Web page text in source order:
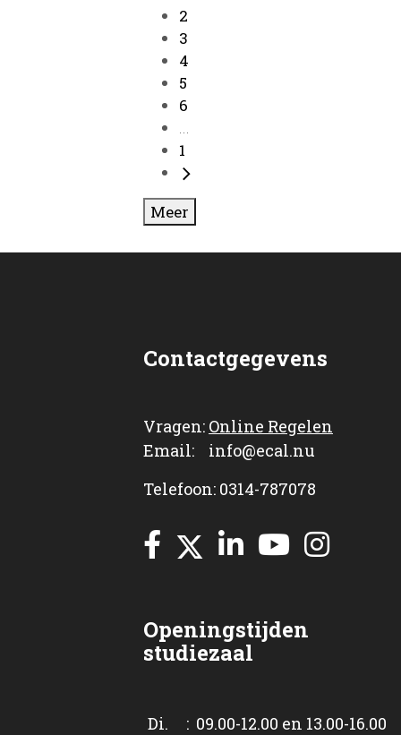
2
3
4
5
6
...
1
Meer
Contactgegevens
Vragen: Online Regelen
Email: info@ecal.nu
Telefoon: 0314-787078
Openingstijden
studiezaal
Di. : 09.00-12.00 en 13.00-16.00